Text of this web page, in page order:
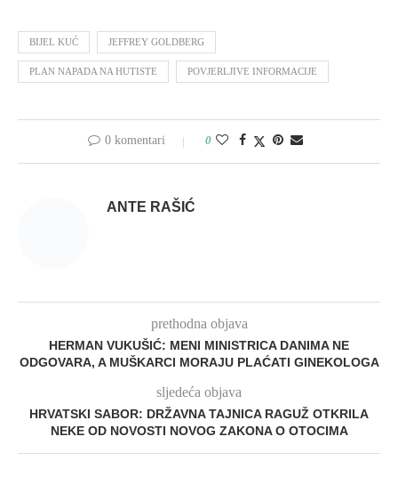
BIJEL KUĆ JEFFREY GOLDBERG
PLAN NAPADA NA HUTISTE POVJERLJIVE INFORMACIJE
0 komentari 0
ANTE RAŠIĆ
prethodna objava
HERMAN VUKUŠIĆ: MENI MINISTRICA DANIMA NE
ODGOVARA, A MUŠKARCI MORAJU PLAĆATI GINEKOLOGA
sljedeća objava
HRVATSKI SABOR: DRŽAVNA TAJNICA RAGUŽ OTKRILA
NEKE OD NOVOSTI NOVOG ZAKONA O OTOCIMA